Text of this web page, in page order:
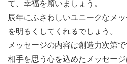
て、幸福を願いましょう。
辰年にふさわしいユニークなメ
を明るくしてくれるでしょう。
メッセージの内容は創造力次第で
相手を思う心を込めたメッセー